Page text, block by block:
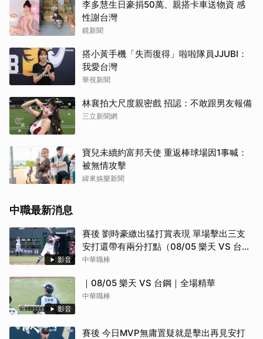
李多慧生日豪捐50萬、親搭卡車送物資 感
性謝台灣
鏡新聞
搭小黃手機「失而復得」啦啦隊員JJUBI：
我愛台灣
華視新聞
林襄拍大尺度親密戲 招認：不敢跟男友報備
三立新聞網
寶兒未續約富邦天使 重返棒球場因1事喊：
被無情攻擊
緯來娛樂新聞
中職最新消息
影音
賽後 劉時豪繳出猛打賞表現 單場擊出三支
安打還帶有兩分打點（08/05 樂天 VS 台
鋼）
中華職棒
影音
｜08/05 樂天 VS 台鋼｜全場精華
中華職棒
賽後 今日MVP無庸置疑就是擊出再見安打